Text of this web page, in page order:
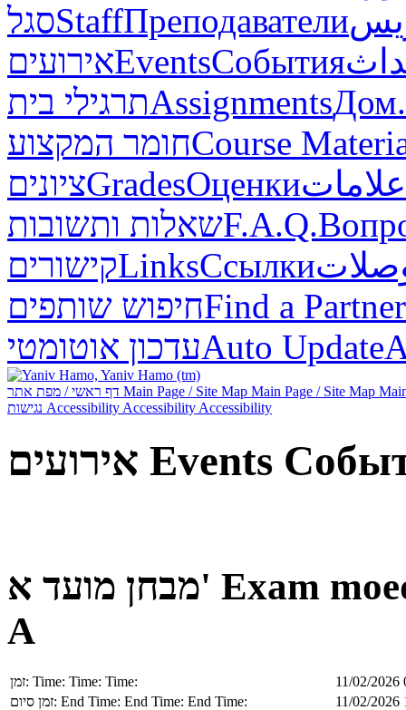
סגלStaffПреподаватели
אירועיםEventsСобытия
תרגילי ביתAssignmentsДом.
חומר המקצועCourse
ציוניםGradesОценкиعلامات
שאלות ותשובותF.A.Q.
קישוריםLinksСсылки
חיפוש שותפיםFind a Partner
עדכון אוטומטיAuto Update
Main Page / Site Map Main Page / Site Map
Accessibility Accessibility Accessibility
אירועים Events
מבחן מועד א' Exam
A
זמן: Time: Time: Time:
11/02/2026
זמן סיום: End Time: End Time: End Time:
11/02/2026